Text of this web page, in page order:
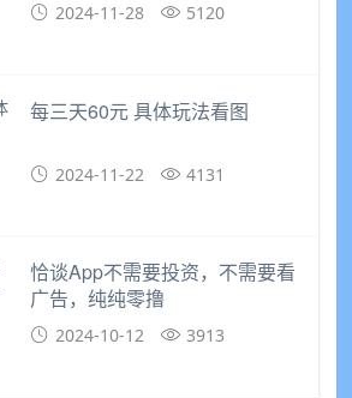
2024-11-28 5120
每三天60元 具体玩法看图
2024-11-22 4131
恰谈App不需要投资，不需要看
广告，纯纯零撸
2024-10-12 3913